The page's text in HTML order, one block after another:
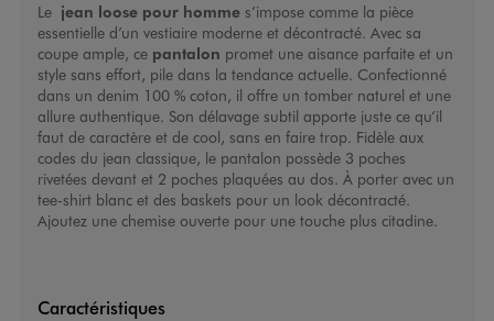
Le jean loose pour hommes’impose comme la pièce
essentielle d’un vestiaire moderne et décontracté. Avec sa
coupe ample, ce pantalon promet une aisance parfaite et un
style sans effort, pile dans la tendance actuelle. Confectionné
dans un denim 100 % coton, il offre un tomber naturel et une
allure authentique. Son délavage subtil apporte juste ce qu’il
faut de caractère et de cool, sans en faire trop. Fidèle aux
codes du jean classique, le pantalon possède 3 poches
rivetées devant et 2 poches plaquées au dos. À porter avec un
tee-shirt blanc et des baskets pour un look décontracté.
Ajoutez une chemise ouverte pour une touche plus citadine.
Caractéristiques